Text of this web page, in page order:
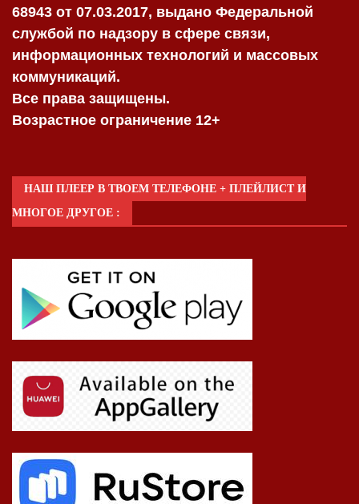
68943 от 07.03.2017, выдано Федеральной
службой по надзору в сфере связи,
информационных технологий и массовых
коммуникаций.
Все права защищены.
Возрастное ограничение 12+
НАШ ПЛЕЕР В ТВОЕМ ТЕЛЕФОНЕ + ПЛЕЙЛИСТ И
МНОГОЕ ДРУГОЕ :